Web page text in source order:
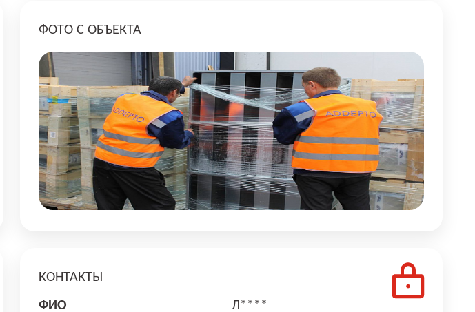
ФОТО С ОБЪЕКТА
КОНТАКТЫ
ФИО
Л****